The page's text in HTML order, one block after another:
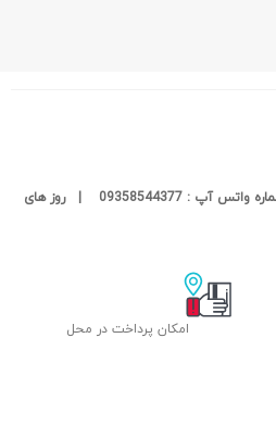
شماره تماس : 02188812738 | شماره واتس آپ : 09358544377 | روز های
امکان پرداخت در محل